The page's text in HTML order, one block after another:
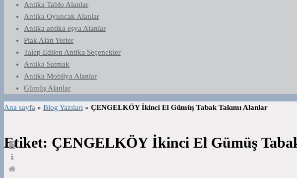
Antika Tablo Alanlar
Antika Oyuncak Alanlar
Antika antika eşya Alanlar
Plak Alan Yerler
Talep Edilen Antika Seçenekler
Antika Satmak
Antika Mobilya Alanlar
Gümüş Alanlar
Ana sayfa » Blog Yazıları » ÇENGELKÖY İkinci El Gümüş Tabak Takımı Alanlar
Etiket: ÇENGELKÖY İkinci El Gümüş